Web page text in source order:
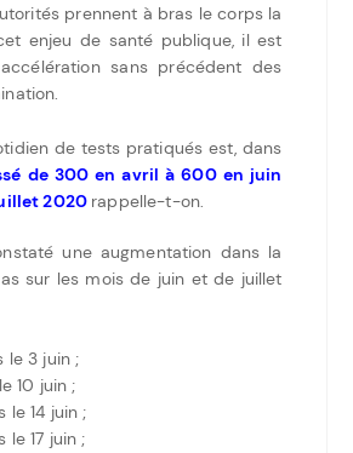
prennent à bras le corps la
enjeu de santé publique, il est
sans précédent des
de tests pratiqués est, dans
de 300 en avril à 600 en juin
2020 rappelle-t-on.
une augmentation dans la
sur les mois de juin et de juillet
le 3 juin ;
10 juin ;
le 14 juin ;
le 17 juin ;